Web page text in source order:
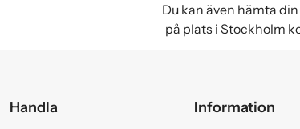
Du kan även hämta
på plats i Stockholm
Handla Information